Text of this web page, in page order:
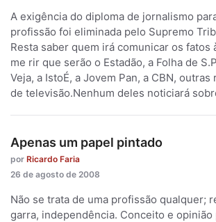
A exigência do diploma de jornalismo
profissão foi eliminada pelo Supremo
Resta saber quem irá comunicar os fatos
me rir que serão o Estadão, a Folha de
Veja, a IstoÉ, a Jovem Pan, a CBN, outras
de televisão.Nenhum deles noticiará
Apenas um papel pintado
por Ricardo Faria
26 de agosto de 2008
Não se trata de uma profissão qualquer;
garra, independência. Conceito e